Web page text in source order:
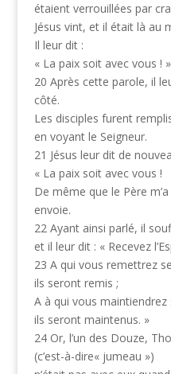
étaient verrouillées par
Jésus vint, et il était là au
Il leur dit :
« La paix soit avec vous ! »
20 Après cette parole, il
côté.
Les disciples furent
en voyant le Seigneur.
21 Jésus leur dit de
« La paix soit avec vous !
De même que le Père
envoie.
22 Ayant ainsi parlé, il
et il leur dit : « Recevez
23 A qui vous remettrez
ils seront remis ;
A à qui vous maintiendrez
ils seront maintenus. »
24 Or, l’un des Douze,
(c’est-à-dire« jumeau »)